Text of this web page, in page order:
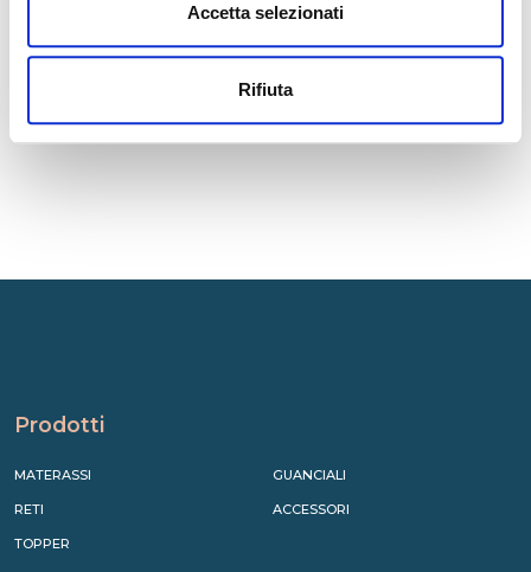
Accetta selezionati
Rifiuta
Prodotti
MATERASSI
RETI
TOPPER
GUANCIALI
ACCESSORI